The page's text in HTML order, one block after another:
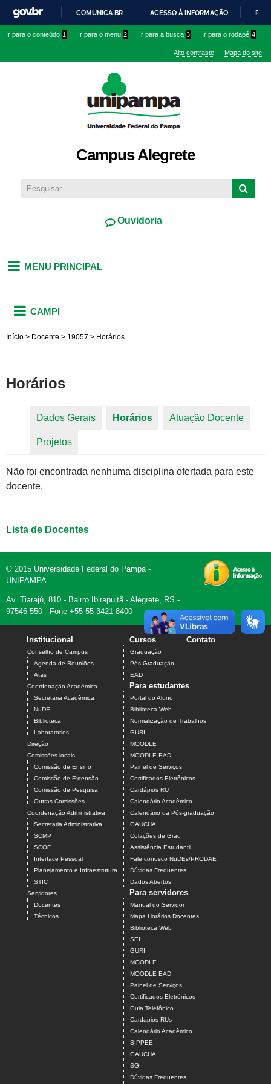
conteúdo
IR
O
COMUNICA BR ACESSO À INFORMAÇÃO
Ir para o conteúdo 1 Ir para o menu 2 Ir para a busca 3 Ir para o rodapé 4
Alto contraste Mapa do site
Campus Alegrete
Ouvidoria
MENU PRINCIPAL
CAMPI
Início > Docente > 19057 > Horários
Horários
Dados Gerais Horários (aba ativa)
Atuação Docente
Projetos
Não foi encontrada nenhuma disciplina ofertada para este
docente.
Lista de Docentes
© 2015 Universidade Federal do Pampa -
UNIPAMPA
Av. Tiarajú, 810 - Bairro Ibirapuitã - Alegrete, RS -
97546-550 - Fone +55 55 3421 8400
Institucional
Conselho de Campus
Agenda de Reuniões
Atas
Coordenação Acadêmica
Secretaria Acadêmica
NuDE
Biblioteca
Laboratórios
Direção
Comissões locais
Comissão de Ensino
Comissão de Extensão
Comissão de Pesquisa
Outras Comissões
Coordenação Administrativa
Secretaria Administrativa
SCMP
SCOF
Interface Pessoal
Planejamento e Infraestrutura
STIC
Servidores
Docentes
Técnicos
Cursos
Graduação
Pós-Graduação
EAD
Contato
Para estudantes
Portal do Aluno
Biblioteca Web
Normalização de Trabalhos
GURI
MOODLE
MOODLE EAD
Painel de Serviços
Certificados Eletrônicos
Cardápios RU
Calendário Acadêmico
Calendário da Pós-graduação
GAUCHA
Colações de Grau
Assistência Estudantil
Fale conosco NuDEs/PRODAE
Dúvidas Frequentes
Dados Abertos
Para servidores
Manual do Servidor
Mapa Horários Docentes
Biblioteca Web
SEI
GURI
MOODLE
MOODLE EAD
Painel de Serviços
Certificados Eletrônicos
Guia Telefônico
Cardápios RUs
Calendário Acadêmico
SIPPEE
GAUCHA
SGI
Dúvidas Frequentes